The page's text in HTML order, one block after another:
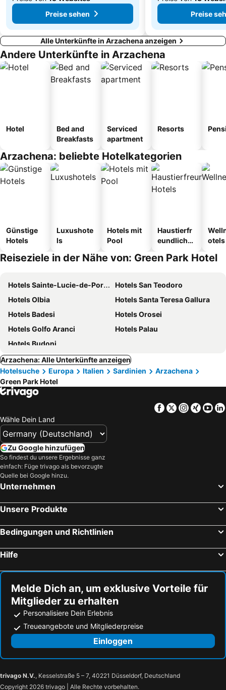
Preise sehen
Preise
Alle Unterkünfte in Arzachena anzeigen
Andere Unterkünfte in Arzachena
Hotel
Bed and
Breakfasts
Serviced
apartment
Resorts
Arzachena: beliebte Hotelkategorien
Günstige
Hotels
Luxushote
ls
Hotels mit
Pool
Haustierfr
eundliche
otels
Reiseziele in der Nähe von: Green Park Hotel
Hotels Sainte-Lucie-de-Porto-Vecchio
Hotels San Teodoro
Hotels Olbia
Hotels Santa Teresa Gallura
Hotels Badesi
Hotels Orosei
Hotels Golfo Aranci
Hotels Palau
Hotels Budoni
Arzachena: Alle Unterkünfte anzeigen
Hotelsuche
Europa Italien Sardinien
Arzachena
Green Park Hotel
Facebook
TwitterXing
Wähle Dein Land
Zu Google hinzufügen
So findest du unsere Ergebnisse ganz
einfach: Füge trivago als bevorzugte
Quelle bei Google hinzu.
Unternehmen
Unsere Produkte
Bedingungen und Richtlinien
Hilfe
Melde Dich an, um exklusive Vorteile für
Mitglieder zu erhalten
Personalisiere Dein Erlebnis
Treueangebote und Mitgliederpreise
Einloggen
trivago N.V., Kesselstraße 5 – 7, 40221 Düsseldorf, Deutschland
Copyright 2026 trivago | Alle Rechte vorbehalten.